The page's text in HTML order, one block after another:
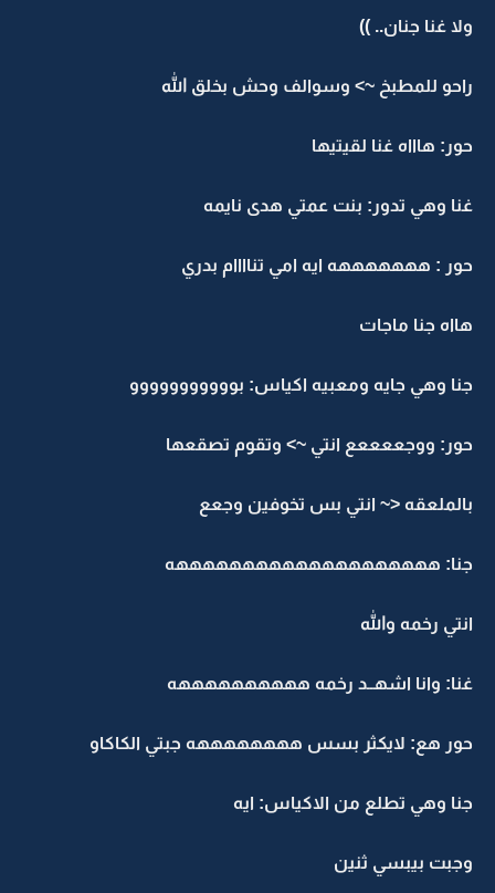
ولا غنا جنان.. ))
راحو للمطبخ ~> وسوالف وحش بخلق الله
حور: هاااه غنا لقيتيها
غنا وهي تدور: بنت عمتي هدى نايمه
حور : هههههههه ايه امي تناااام بدري
هااه جنا ماجات
جنا وهي جايه ومعبيه اكياس: بووووووووووو
حور: ووجععععع انتي ~> وتقوم تصقعها
بالملعقه <~ انتي بس تخوفين وجعع
جنا: ههههههههههههههههههههه
انتي رخمه والله
غنا: وانا اشهــد رخمه ههههههههههه
حور هع: لايكثر بسس ههههههههه جبتي الكاكاو
جنا وهي تطلع من الاكياس: ايه
وجبت بيبسي ثنين